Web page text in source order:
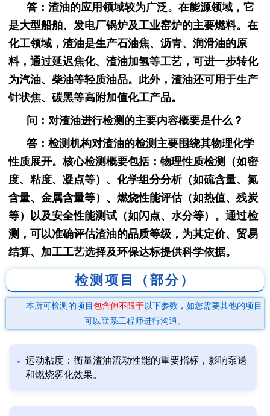
答：渣油的应用领域较为广泛。在能源领域，它
是大型船舶、发电厂锅炉及工业窑炉的主要燃料。在
化工领域，渣油是生产石油焦、沥青、润滑油的原
料，通过延迟焦化、渣油加氢等工艺，可进一步转化
为汽油、柴油等轻质油品。此外，渣油还可用于生产
针状焦、碳黑等高附加值化工产品。
问：对渣油进行检测的主要内容概要是什么？
答：检测机构对渣油的检测主要围绕其物理化学
性质展开。核心检测概要包括：物理性质检测（如密
度、粘度、凝点等）、化学组分分析（如硫含量、氮
含量、金属含量等）、燃烧性能评估（如热值、残炭
等）以及安全性能测试（如闪点、水分等）。通过检
测，可以准确评估渣油的品质等级，为其定价、贸易
结算、加工工艺选择及环保达标提供科学依据。
检测项目（部分）
本所可检测的项目 包含但不限于以下参数，如您需要其他的项目
可以联系工程师进行沟通。
运动粘度：衡量渣油流动性能的重要指标，影响泵送
和燃烧雾化效果。